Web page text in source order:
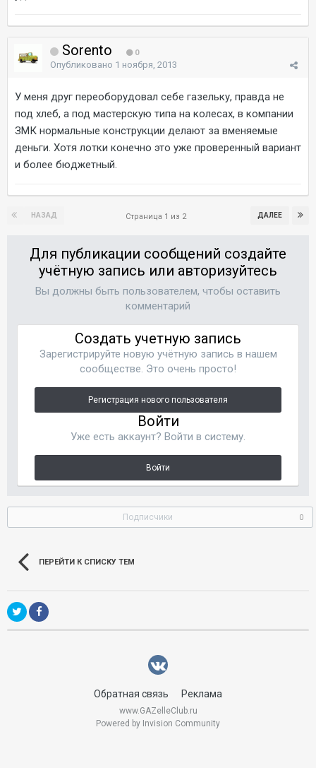
Sorento 0
Опубликовано 1 ноября, 2013
У меня друг переоборудовал себе газельку, правда не
под хлеб, а под мастерскую типа на колесах, в компании
ЗМК нормальные конструкции делают за вменяемые
деньги. Хотя лотки конечно это уже проверенный вариант
и более бюджетный.
НАЗАД ДАЛЕЕ
Страница 1 из 2
Для публикации сообщений создайте
учётную запись или авторизуйтесь
Вы должны быть пользователем, чтобы оставить
комментарий
Создать учетную запись
Зарегистрируйте новую учётную запись в нашем
сообществе. Это очень просто!
Регистрация нового пользователя
Войти
Уже есть аккаунт? Войти в систему.
Войти
Подписчики 0
ПЕРЕЙТИ К СПИСКУ ТЕМ
Обратная связь Реклама
www.GAZelleClub.ru
Powered by Invision Community